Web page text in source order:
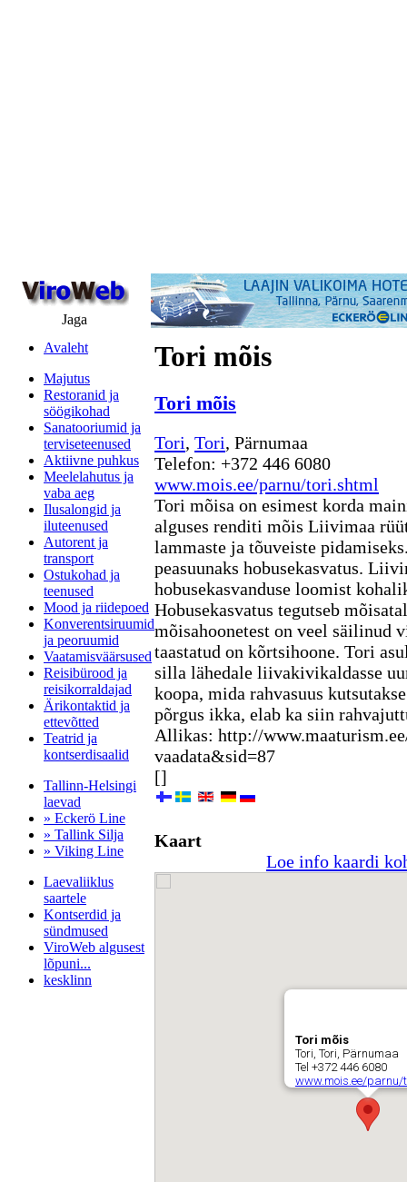
Jaga
Avaleht
Majutus
Restoranid ja
söögikohad
Sanatooriumid ja
terviseteenused
Aktiivne puhkus
Meelelahutus ja
vaba aeg
Ilusalongid ja
iluteenused
Autorent ja
transport
Ostukohad ja
teenused
Mood ja riidepoed
Konverentsiruumid
ja peoruumid
Vaatamisväärsused
Reisibürood ja
reisikorraldajad
Ärikontaktid ja
ettevõtted
Teatrid ja
kontserdisaalid
Tallinn-Helsingi
laevad
» Eckerö Line
» Tallink Silja
» Viking Line
Laevaliiklus
saartele
Kontserdid ja
sündmused
ViroWeb algusest
lõpuni...
kesklinn
Tori mõis
Tori mõis
Tori, Tori, Pärnumaa
Telefon: +372 446 6080
www.mois.ee/parnu/tori.shtml
Tori mõisa on esimest korda
alguses renditi mõis Liivimaa
lammaste ja tõuveiste
peasuunaks hobusekasvatus.
hobusekasvanduse loomist
Hobusekasvatus tegutseb
mõisahoonetest on veel säilinud
taastatud on kõrtsihoone. Tori
silla lähedale liivakivikaldasse
koopa, mida rahvasuus
põrgus ikka, elab ka siin
Allikas: http://
vaadata&sid=87
[]
Kaart
Loe info kaardi
Tori mõis
Tori, Tori, Pärnumaa
Tel +372 446 6080
www.mois.ee/parnu/